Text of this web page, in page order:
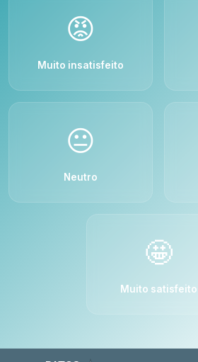
😡
Muito insatisfeito
😐
Neutro
🤩
Muito satisfeito